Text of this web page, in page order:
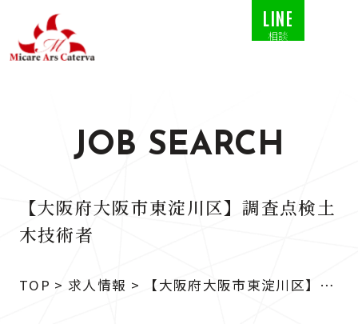
LINE
相談
JOB SEARCH
【大阪府大阪市東淀川区】調査点検土
木技術者
TOP > 求人情報 > 【大阪府大阪市東淀川区】調
査点検土木技術者